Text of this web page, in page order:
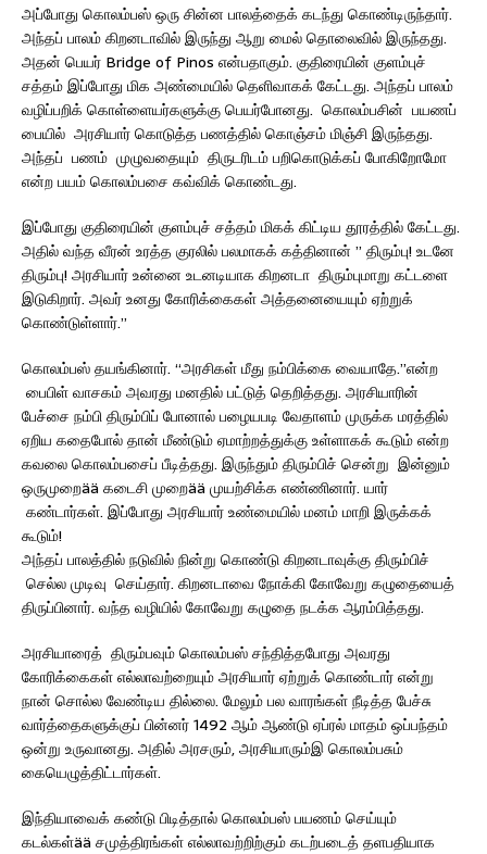
அப்போது கொலம்பஸ் ஒரு சின்ன பாலத்தைக் கடந்து கொண்டிருந்தார்.
அந்தப் பாலம் கிறனடாவில் இருந்து ஆறு மைல் தொலைவில் இருந்தது.
அதன் பெயர் Bridge of Pinos என்பதாகும். குதிரையின் குளம்புச்
சத்தம் இப்போது மிக அண்மையில் தெளிவாகக் கேட்டது. அந்தப் பாலம்
வழிப்பறிக் கொள்ளையர்களுக்கு பெயர்போனது. கொலம்பசின் பயணப்
பையில் அரசியார் கொடுத்த பணத்தில் கொஞ்சம் மிஞ்சி இருந்தது.
அந்தப் பணம் முழுவதையும் திருடரிடம் பறிகொடுக்கப் போகிறோமோ
என்ற பயம் கொலம்பசை கவ்விக் கொண்டது.
இப்போது குதிரையின் குளம்புச் சத்தம் மிகக் கிட்டிய தூரத்தில் கேட்டது.
அதில் வந்த வீரன் உரத்த குரலில் பலமாகக் கத்தினான் ” திரும்பு! உடனே
திரும்பு! அரசியார் உன்னை உடனடியாக கிறனடா திரும்புமாறு கட்டளை
இடுகிறார். அவர் உனது கோரிக்கைகள் அத்தனையையும் ஏற்றுக்
கொண்டுள்ளார்.”
கொலம்பஸ் தயங்கினார். “அரசிகள் மீது நம்பிக்கை வையாதே.”என்ற
பைபிள் வாசகம் அவரது மனதில் பட்டுத் தெறித்தது. அரசியாரின்
பேச்சை நம்பி திரும்பிப் போனால் பழையபடி வேதாளம் முருக்க மரத்தில்
ஏறிய கதைபோல் தான் மீண்டும் ஏமாற்றத்துக்கு உள்ளாகக் கூடும் என்ற
கவலை கொலம்பசைப் பீடித்தது. இருந்தும் திரும்பிச் சென்று இன்னும்
ஒருமுறைää கடைசி முறைää முயற்சிக்க எண்ணினார். யார்
கண்டார்கள். இப்போது அரசியார் உண்மையில் மனம் மாறி இருக்கக்
கூடும்!
அந்தப் பாலத்தில் நடுவில் நின்று கொண்டு கிறனடாவுக்கு திரும்பிச்
செல்ல முடிவு செய்தார். கிறனடாவை நோக்கி கோவேறு கழுதையைத்
திருப்பினார். வந்த வழியில் கோவேறு கழுதை நடக்க ஆரம்பித்தது.
அரசியாரைத் திரும்பவும் கொலம்பஸ் சந்தித்தபோது அவரது
கோரிக்கைகள் எல்லாவற்றையும் அரசியார் ஏற்றுக் கொண்டார் என்று
நான் சொல்ல வேண்டிய தில்லை. மேலும் பல வாரங்கள் நீடித்த பேச்சு
வார்த்தைகளுக்குப் பின்னர் 1492 ஆம் ஆண்டு ஏப்ரல் மாதம் ஒப்பந்தம்
ஒன்று உருவானது. அதில் அரசரும், அரசியாரும்இ கொலம்பசும்
கையெழுத்திட்டார்கள்.
இந்தியாவைக் கண்டு பிடித்தால் கொலம்பஸ் பயணம் செய்யும்
கடல்கள்ää சமுத்திரங்கள் எல்லாவற்றிற்கும் கடற்படைத் தளபதியாக